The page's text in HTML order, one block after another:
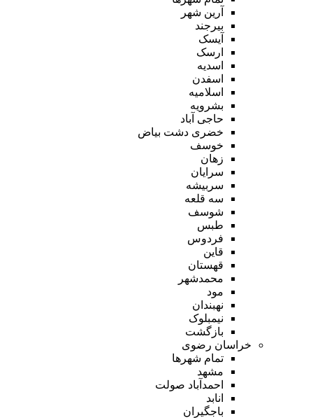
آرین شهر
بیرجند
آیسک
ارسک
اسدیه
اسفدن
اسلامیه
بشرویه
حاجی آباد
خضری دشت بیاض
خوسف
زهان
سرایان
سربیشه
سه قلعه
شوسف
طبس
فردوس
قاین
قهستان
محمدشهر
مود
نهبندان
نیمبلوک
بازگشت
خراسان رضوی
تمام شهر‌ها
مشهد
احمدآباد صولت
انابد
باجگیران